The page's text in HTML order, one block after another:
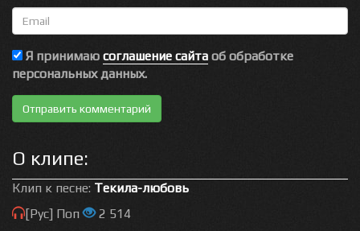
Email
Я принимаю соглашение сайта об обработке
персональных данных.
О клипе:
Клип к песне: Текила-любовь
[Рус] Поп
2 514